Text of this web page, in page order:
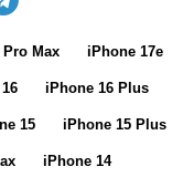
Max iPhone 17e
iPhone 16 Plus
15 iPhone 15 Plus
iPhone 14